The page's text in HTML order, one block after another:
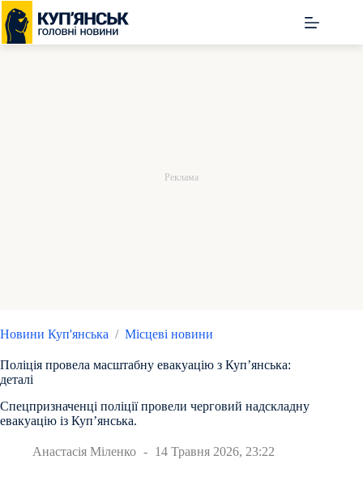
Перейти
до
вмісту
Новини Куп'янська / Місцеві новини
Поліція провела масштабну евакуацію з Куп’янська:
деталі
Спецпризначенці поліції провели черговий надскладну
евакуацію із Куп’янська.
Анастасія Міленко 14 Травня 2026, 23:22